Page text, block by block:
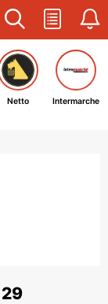
Netto Intermarche